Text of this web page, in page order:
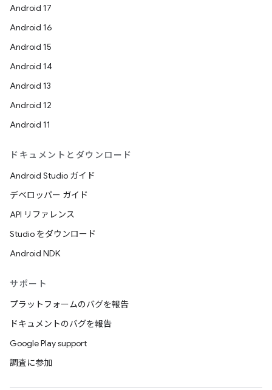
Android 17
Android 16
Android 15
Android 14
Android 13
Android 12
Android 11
ドキュメントとダウンロード
Android Studio ガイド
デベロッパー ガイド
API リファレンス
Studio をダウンロード
Android NDK
サポート
プラットフォームのバグを報告
ドキュメントのバグを報告
Google Play support
調査に参加